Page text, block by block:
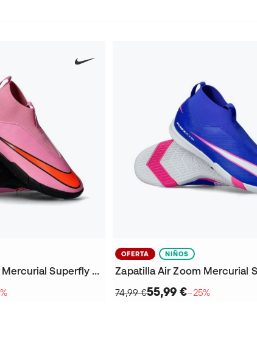
Zapatilla Air Zoom Mercurial Superfly 10 Academy IC Niño
OFERTA NIÑOS
74,99 €55,99 €−25%